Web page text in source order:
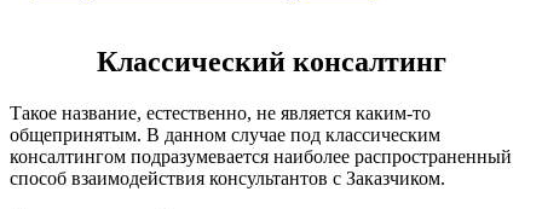
Классический консалтинг
Такое название, естественно, не является каким-то
общепринятым. В данном случае под классическим
консалтингом подразумевается наиболее распространенный
способ взаимодействия консультантов с Заказчиком.